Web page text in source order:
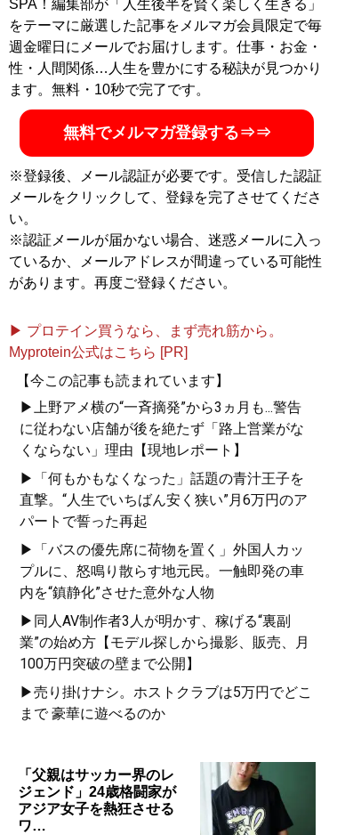
SPA！編集部が「人生後半を賢く楽しく生きる」
をテーマに厳選した記事をメルマガ会員限定で毎
週金曜日にメールでお届けします。仕事・お金・
性・人間関係…人生を豊かにする秘訣が見つかり
ます。無料・10秒で完了です。
無料でメルマガ登録する⇒⇒
※登録後、メール認証が必要です。受信した認証
メールをクリックして、登録を完了させてくださ
い。
※認証メールが届かない場合、迷惑メールに入っ
ているか、メールアドレスが間違っている可能性
があります。再度ご登録ください。
▶ プロテイン買うなら、まず売れ筋から。
Myprotein公式はこちら [PR]
【今この記事も読まれています】
▶上野アメ横の“一斉摘発”から3ヵ月も...警告
に従わない店舗が後を絶たず「路上営業がな
くならない」理由【現地レポート】
▶「何もかもなくなった」話題の青汁王子を
直撃。“人生でいちばん安く狭い”月6万円のア
パートで誓った再起
▶「バスの優先席に荷物を置く」外国人カッ
プルに、怒鳴り散らす地元民。一触即発の車
内を“鎮静化”させた意外な人物
▶同人AV制作者3人が明かす、稼げる“裏副
業”の始め方【モデル探しから撮影、販売、月
100万円突破の壁まで公開】
▶売り掛けナシ。ホストクラブは5万円でどこ
まで 豪華に遊べるのか
「父親はサッカー界のレ
ジェンド」24歳格闘家が
アジア女子を熱狂させる
ワ…